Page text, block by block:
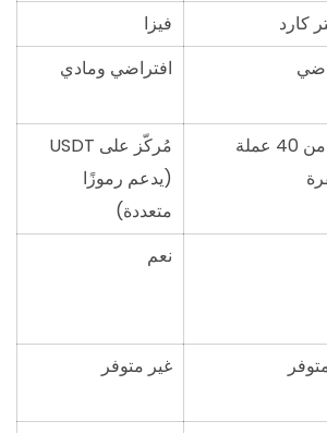
كارد
فيزا
افتراضي ومادي
أكثر من 40 عملة
مُركّز على USDT
(يدعم رموزًا
متعددة)
نعم
غير متوفر